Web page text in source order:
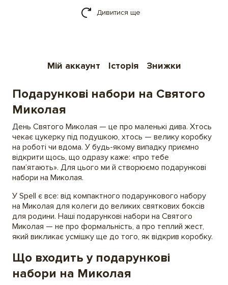
Дивитися ще
Мій аккаунт Історія Знижки
Подарункові набори на Святого
Миколая
День Святого Миколая — це про маленькі дива. Хтось
чекає цукерку під подушкою, хтось — велику коробку
на роботі чи вдома. У будь-якому випадку приємно
відкрити щось, що одразу каже: «про тебе
пам’ятають». Для цього ми й створюємо подарункові
набори на Миколая.
У Spell є все: від компактного подарункового набору
на Миколая для колеги до великих святкових боксів
для родини. Наші подарункові набори на Святого
Миколая — не про формальність, а про теплий жест,
який викликає усмішку ще до того, як відкрив коробку.
Що входить у подарункові
набори на Миколая